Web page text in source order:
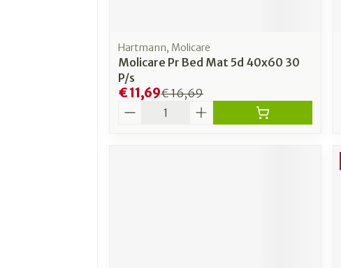
Hartmann, Molicare
Molicare Pr Bed Mat 5d 40x60 30
P/s
€ 16,69
€ 11,69